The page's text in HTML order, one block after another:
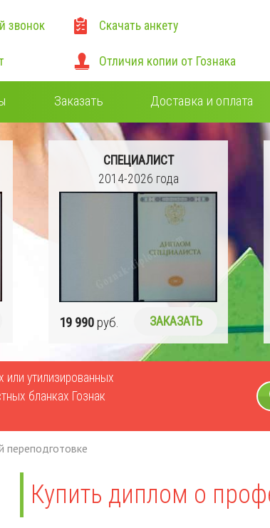
звонок Скачать анкету
Отличия копии от Гознака
Заказать Доставка и оплата
СПЕЦИАЛИСТ
2011-2013 года
17 990 руб. ЗАКАЗАТЬ
или утилизированных
бланках Гознак
переподготовке
Купить диплом о